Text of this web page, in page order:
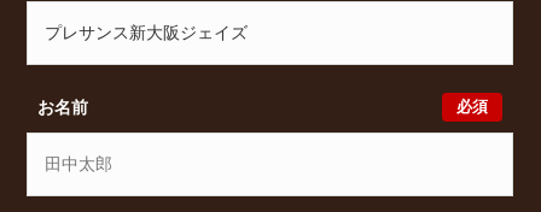
譲賃貸Classicalでは、お問い合わせ以外にも来店予約
望の条件をいただきましたら、プロの目線からおすす
めの賃貸物件をご提案いたします。
必須
お名前